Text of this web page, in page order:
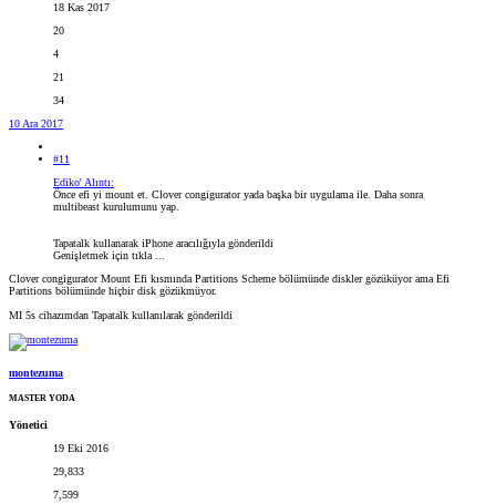
18 Kas 2017
20
4
21
34
10 Ara 2017
#11
Ediko' Alıntı:
Önce efi yi mount et. Clover congigurator yada başka bir uygulama ile. Daha sonra
multibeast kurulumunu yap.
Tapatalk kullanarak iPhone aracılığıyla gönderildi
Genişletmek için tıkla ...
Clover congigurator Mount Efi kısmında Partitions Scheme bölümünde diskler gözüküyor ama Efi
Partitions bölümünde hiçbir disk gözükmüyor.
MI 5s cihazımdan Tapatalk kullanılarak gönderildi
montezuma
MASTER YODA
Yönetici
19 Eki 2016
29,833
7,599